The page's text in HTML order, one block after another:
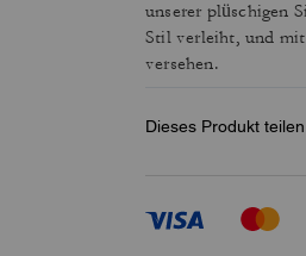
unserer plüschigen
Stil verleiht, und
versehen.
Dieses Produkt teilen